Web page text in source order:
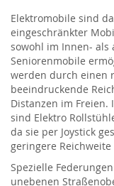
Elektromobile sind
eingeschränkter
sowohl im Innen- als
Seniorenmobile
werden durch einen
beeindruckende
Distanzen im Freien.
sind Elektro
da sie per Joystick
geringere
Spezielle
unebenen